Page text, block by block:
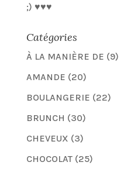
;) ♥♥♥
Catégories
À LA MANIÈRE DE (9)
AMANDE (20)
BOULANGERIE (22)
BRUNCH (30)
CHEVEUX (3)
CHOCOLAT(25)